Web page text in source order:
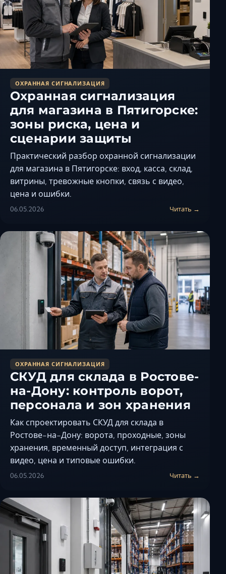
ОХРАННАЯ СИГНАЛИЗАЦИЯ
Охранная сигнализация
для магазина в Пятигорске:
зоны риска, цена и
сценарии защиты
Практический разбор охранной сигнализации
для магазина в Пятигорске: вход, касса, склад,
витрины, тревожные кнопки, связь с видео,
цена и ошибки.
06.05.2026 Читать →
ОХРАННАЯ СИГНАЛИЗАЦИЯ
СКУД для склада в Ростове-
на-Дону: контроль ворот,
персонала и зон хранения
Как спроектировать СКУД для склада в
Ростове-на-Дону: ворота, проходные, зоны
хранения, временный доступ, интеграция с
видео, цена и типовые ошибки.
06.05.2026 Читать →